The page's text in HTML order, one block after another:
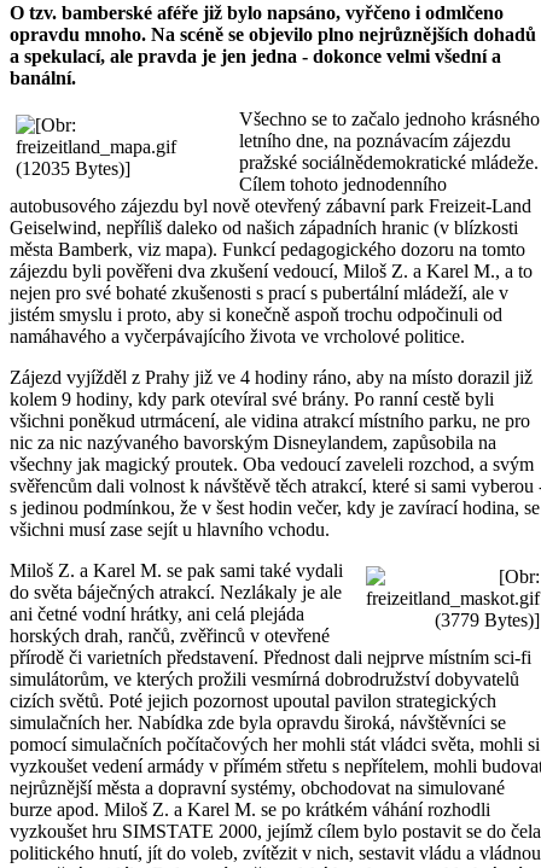
O tzv. bamberské aféře již bylo napsáno, vyřčeno i odmlčeno
opravdu mnoho. Na scéně se objevilo plno nejrůznějších dohadů
a spekulací, ale pravda je jen jedna - dokonce velmi všední a
banální.
Všechno se to začalo jednoho krásného
letního dne, na poznávacím zájezdu
pražské sociálnědemokratické mládeže.
Cílem tohoto jednodenního
autobusového zájezdu byl nově otevřený zábavní park Freizeit-Land
Geiselwind, nepříliš daleko od našich západních hranic (v blízkosti
města Bamberk, viz mapa). Funkcí pedagogického dozoru na tomto
zájezdu byli pověřeni dva zkušení vedoucí, Miloš Z. a Karel M., a to
nejen pro své bohaté zkušenosti s prací s pubertální mládeží, ale v
jistém smyslu i proto, aby si konečně aspoň trochu odpočinuli od
namáhavého a vyčerpávajícího života ve vrcholové politice.
Zájezd vyjížděl z Prahy již ve 4 hodiny ráno, aby na místo dorazil již
kolem 9 hodiny, kdy park otevíral své brány. Po ranní cestě byli
všichni poněkud utrmácení, ale vidina atrakcí místního parku, ne pro
nic za nic nazývaného bavorským Disneylandem, zapůsobila na
všechny jak magický proutek. Oba vedoucí zaveleli rozchod, a svým
svěřencům dali volnost k návštěvě těch atrakcí, které si sami vyberou
s jedinou podmínkou, že v šest hodin večer, kdy je zavírací hodina, se
všichni musí zase sejít u hlavního vchodu.
Miloš Z. a Karel M. se pak sami také vydali
do světa báječných atrakcí. Nezlákaly je ale
ani četné vodní hrátky, ani celá plejáda
horských drah, rančů, zvěřinců v otevřené
přírodě či varietních představení. Přednost dali nejprve místním sci-fi
simulátorům, ve kterých prožili vesmírná dobrodružství dobyvatelů
cizích světů. Poté jejich pozornost upoutal pavilon strategických
simulačních her. Nabídka zde byla opravdu široká, návštěvníci se
pomocí simulačních počítačových her mohli stát vládci světa, mohli si
vyzkoušet vedení armády v přímém střetu s nepřítelem, mohli
nejrůznější města a dopravní systémy, obchodovat na simulované
burze apod. Miloš Z. a Karel M. se po krátkém váhání rozhodli
vyzkoušet hru SIMSTATE 2000, jejímž cílem bylo postavit se do čela
politického hnutí, jít do voleb, zvítězit v nich, sestavit vládu a